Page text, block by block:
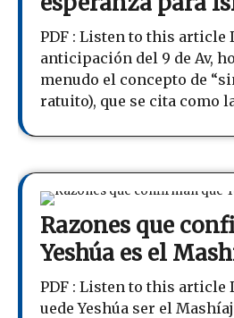
PDF : Listen to this article
anticipación del 9 de Av,
menudo el concepto de
ratuito), que se cita como
Razones que
Yeshúa es el
PDF : Listen to this article
uede Yeshúa ser el